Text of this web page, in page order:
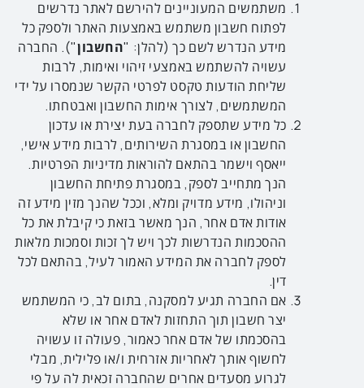
משתמשים המעוניינים להירשם לאתר נדרשים
לפתוח חשבון משתמש באמצעות האתר ולספק כל
מידע הנדרש לשם כך (להלן: "החשבון"). החברה
עשויה להשתמש באמצעי זיהוי ואימות, לרבות
שליחת הודעות טקסט לפרטי הקשר שנמסרו על ידי
המשתמשים, לצורך אימות החשבון ואבטחתו.
כל מידע שתספק לחברה בעת יצירת או עדכון
החשבון או במסגרת השירותים, לרבות מידע אישי,
ייאסף וישמר בהתאם להוראות מדיניות הפרטיות.
הנך מתחייב לספק, במסגרת פתיחת החשבון
וניהולו, מידע מדויק ומלא, וככל שהנך מזין מידע זה
אודות אדם אחר, הנך מאשר בזאת כי קיבלת את כל
ההסכמות הנדרשות לכך ויש לך זכות וסמכות מלאות
לספק לחברה את המידע האמור לעיל, בהתאם לכל
דין.
אם החברה תגיע למסקנה, בתום לב, כי המשתמש
יצר חשבון תוך התחזות לאדם אחר או שלא
בהסכמתו של אדם אחר כאמור, פעולה זו עשויה
לחשוף אותך לאחריות אזרחית ו/או פלילית, מבלי
לגרוע מסעדים אחרים שהחברה זכאית לה על פי